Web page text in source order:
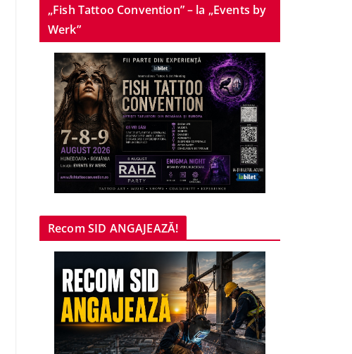
„Fish Tattoo Convention” – la „Events by
Werk”
Recom SID ANGAJEAZĂ!